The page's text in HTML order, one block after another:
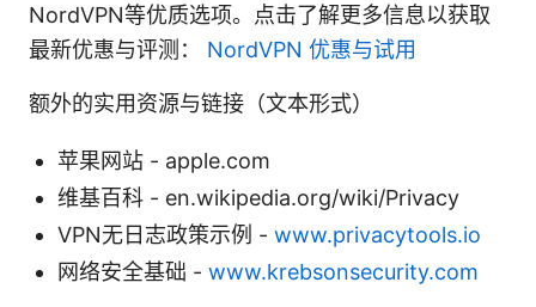
NordVPN等优质选项。点击了解更多信息以获取
最新优惠与评测： NordVPN 优惠与试用
额外的实用资源与链接（文本形式）
苹果网站 - apple.com
维基百科 - en.wikipedia.org/wiki/Privacy
VPN无日志政策示例 - www.privacytools.io
网络安全基础 - www.krebsonsecurity.com